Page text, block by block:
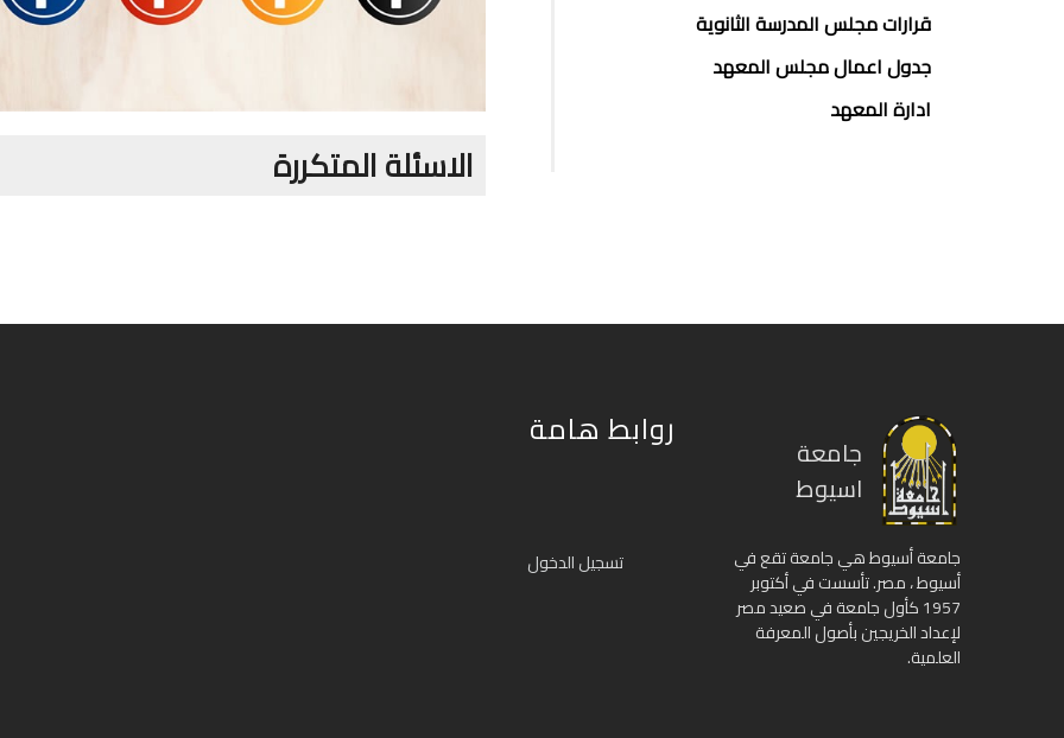
الاسئلة المتكررة
قرارات مجلس المدرسة الثانوية
جدول اعمال مجلس المعهد
ادارة المعهد
جامعة
اسيوط
جامعة أسيوط هي جامعة تقع في
أسيوط ، مصر. تأسست في أكتوبر
1957 كأول جامعة في صعيد مصر
لإعداد الخريجين بأصول المعرفة
العلمية.
روابط هامة
تسجيل الدخول